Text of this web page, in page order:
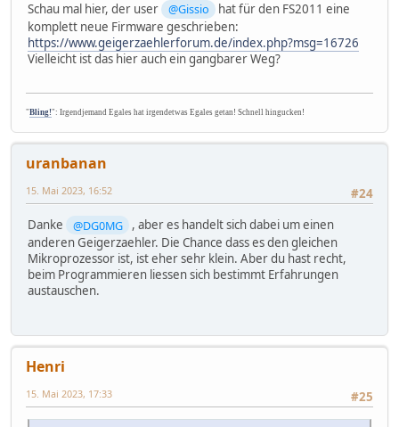
Schau mal hier, der user @Gissio
hat für den FS2011 eine
komplett neue Firmware geschrieben:
https://www.geigerzaehlerforum.de/index.php?msg=16726
Vielleicht ist das hier auch ein gangbarer Weg?
"Bling!": Irgendjemand Egales hat irgendetwas Egales getan! Schnell hingucken!
uranbanan
#24
15. Mai 2023, 16:52
Danke @DG0MG
, aber es handelt sich dabei um einen
anderen Geigerzaehler. Die Chance dass es den gleichen
Mikroprozessor ist, ist eher sehr klein. Aber du hast recht,
beim Programmieren liessen sich bestimmt Erfahrungen
austauschen.
Henri
#25
15. Mai 2023, 17:33